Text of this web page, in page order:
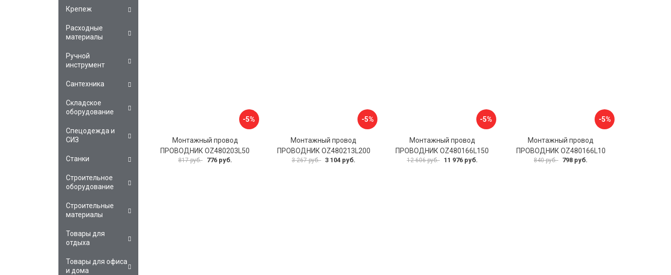
-5%
Монтажный провод
ПРОВОДНИК OZ480203L50
817 руб. 776 руб.
-5%
Монтажный провод
ПРОВОДНИК OZ480213L200
3 267 руб. 3 104 руб.
-5%
Монтажный провод
ПРОВОДНИК OZ480166L150
12 606 руб. 11 976 руб.
-5%
Монтажный провод
ПРОВОДНИК OZ480166L10
840 руб. 798 руб.
Крепеж
Расходные
материалы
Ручной
инструмент
Сантехника
Складское
оборудование
Спецодежда и
СИЗ
Станки
Строительное
оборудование
Строительные
материалы
Товары для
отдыха
Товары для офиса
и дома